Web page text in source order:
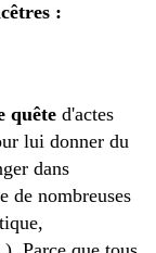
:
quête d'actes
lui donner du
dans
de nombreuses